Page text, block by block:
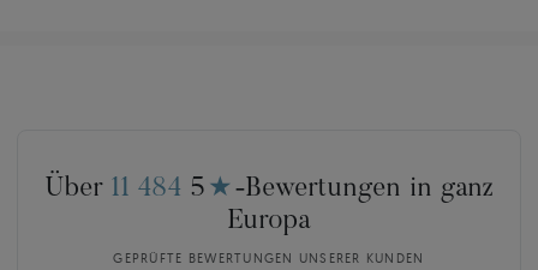
Über 11 484 5 ★ -Bewertungen in ganz
Europa
GEPRÜFTE BEWERTUNGEN UNSERER KUNDEN